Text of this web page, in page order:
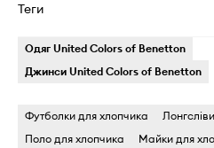
Теги
Одяг United Colors of Benetton
Джинси United Colors of Benetton
Футболки для хлопчика
Поло для хлопчика
Майки для